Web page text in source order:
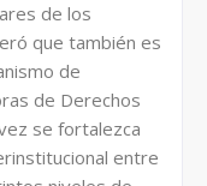
de los
que también es
de
de Derechos
se fortalezca
entre